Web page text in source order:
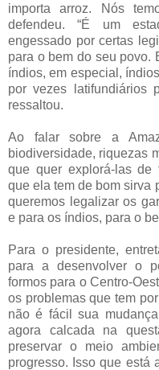
importa arroz. Nós
defendeu. “É um
engessado por certas
para o bem do seu povo.
índios, em especial,
por vezes latifundiários
ressaltou.
Ao falar sobre a
biodiversidade, riquezas
que quer explorá-las de
que ela tem de bom sirva
queremos legalizar os
e para os índios, para o
Para o presidente,
para a desenvolver o
formos para o Centro-
os problemas que tem
não é fácil sua
agora calcada na
preservar o meio
progresso. Isso que está